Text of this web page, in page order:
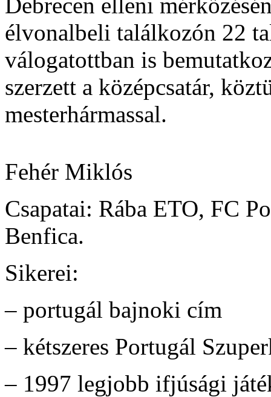
élvonalbeli találkozón 22
válogatottban is
szerzett a középcsatár,
mesterhármassal.
Fehér Miklós
Csapatai: Rába ETO, FC
Benfica.
Sikerei:
– portugál bajnoki cím
– kétszeres Portugál
– 1997 legjobb ifjúsági